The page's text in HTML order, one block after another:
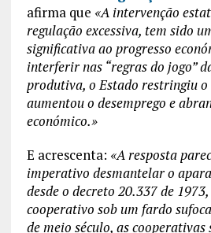
afirma que «A intervenção
regulação excessiva, tem sido
significativa ao progresso
interferir nas “regras do jogo”
produtiva, o Estado restringiu
aumentou o desemprego e
económico.»
E acrescenta: «A resposta
imperativo desmantelar o
desde o decreto 20.337 de
cooperativo sob um fardo
de meio século, as